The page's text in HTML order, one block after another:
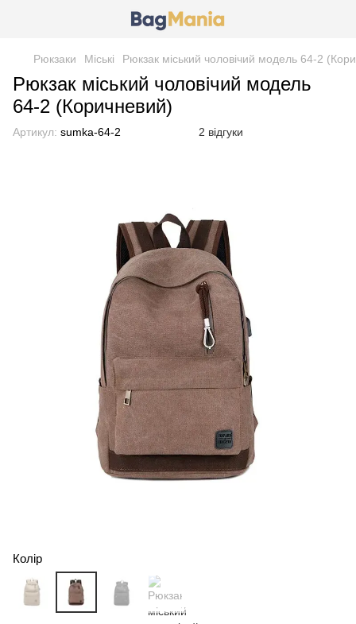
Рюкзаки Міські Рюкзак міський чоловічий модель 64-2
Рюкзак міський чоловічий модель
64-2 (Коричневий)
Артикул: sumka-64-2 2 відгуки
Колір